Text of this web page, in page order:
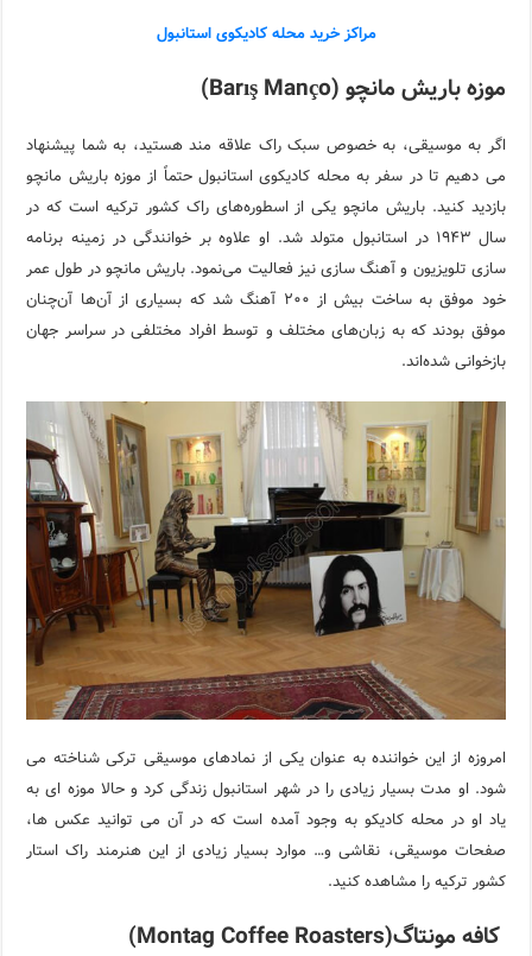
مراکز خرید محله کادیکوی استانبول
موزه باریش مانچو (Barış Manço)
اگر به موسیقی، به خصوص سبک راک علاقه مند هستید، به شما پیشنهاد
می دهیم تا در سفر به محله کادیکوی استانبول حتماً از موزه باریش مانچو
بازدید کنید. باریش مانچو یکی از اسطوره‌های راک کشور ترکیه است که در
سال ۱۹۴۳ در استانبول متولد شد. او علاوه بر خوانندگی در زمینه برنامه
سازی تلویزیون و آهنگ سازی نیز فعالیت می‌نمود. باریش مانچو در طول عمر
خود موفق به ساخت بیش از ۲۰۰ آهنگ شد که بسیاری از آن‌ها آن‌چنان
موفق بودند که به زبان‌های مختلف و توسط افراد مختلفی در سراسر جهان
بازخوانی شده‌اند.
امروزه از این خواننده به عنوان یکی از نمادهای موسیقی ترکی شناخته می
شود. او مدت بسیار زیادی را در شهر استانبول زندگی کرد و حالا موزه ای به
یاد او در محله کادیکو به وجود آمده است که در آن می توانید عکس ها،
صفحات موسیقی، نقاشی و… موارد بسیار زیادی از این هنرمند راک استار
کشور ترکیه را مشاهده کنید.
کافه مونتاگ(Montag Coffee Roasters)